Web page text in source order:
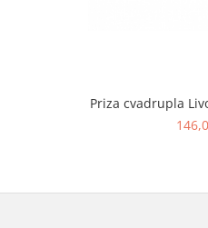
Priza cvadrupla